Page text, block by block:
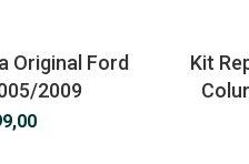
Original Ford
2009
Kit